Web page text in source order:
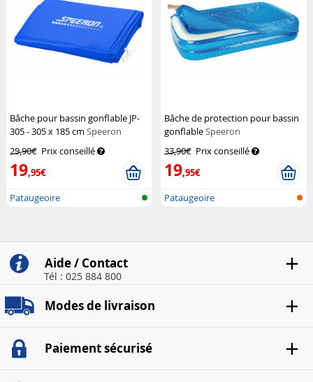
Bâche pour bassin gonflable JP-
305 - 305 x 185 cm Speeron
29,90€ Prix conseillé
19,95€
Pataugeoire
Bâche de protection pour bassin
gonflableSpeeron
33,90€ Prix conseillé
19,95€
Pataugeoire
Aide / Contact
Tél : 025 884 800
Modes de livraison
Paiement sécurisé